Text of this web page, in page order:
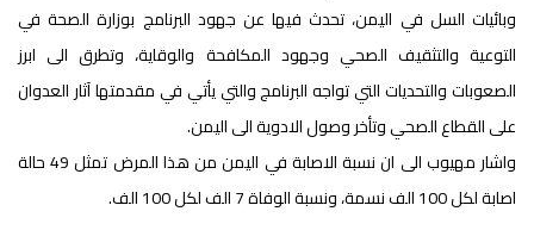
وبائيات السل في اليمن، تحدث فيها عن جهود البرنامج بوزارة الصحة في
التوعية والتثقيف الصحي وجهود المكافحة والوقاية، وتطرق الى ابرز
الصعوبات والتحديات التي تواجه البرنامج والتي يأتي في مقدمتها آثار العدوان
على القطاع الصحي وتأخر وصول الادوية الى اليمن.
واشار مهيوب الى ان نسبة الاصابة في اليمن من هذا المرض تمثل 49 حالة
اصابة لكل 100 الف نسمة، ونسبة الوفاة 7 الف لكل 100 الف.